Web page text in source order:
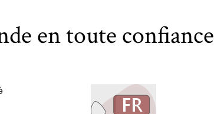
en toute confiance